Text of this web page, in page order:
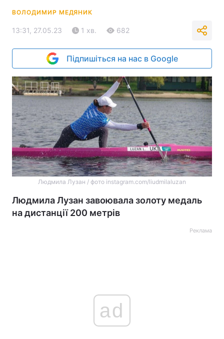
ВОЛОДИМИР МЕДЯНИК
13:31, 27.05.23 1 хв. 682
Підпишіться на нас в Google
Людмила Лузан / фото instagram.com/liudmilaluzan
Людмила Лузан завоювала золоту медаль
на дистанції 200 метрів
Реклама
ad